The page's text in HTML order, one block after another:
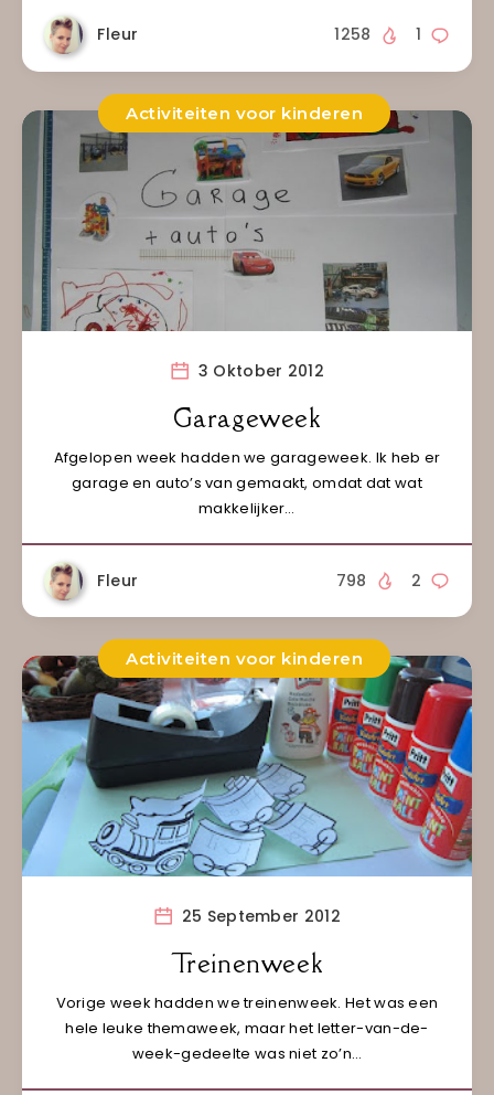
Fleur 1
1258
Activiteiten voor kinderen
3 Oktober 2012
Garageweek
Afgelopen week hadden we garageweek. Ik heb er
garage en auto’s van gemaakt, omdat dat wat
makkelijker…
Fleur 2
798
Activiteiten voor kinderen
25 September 2012
Treinenweek
Vorige week hadden we treinenweek. Het was een
hele leuke themaweek, maar het letter-van-de-
week-gedeelte was niet zo’n…